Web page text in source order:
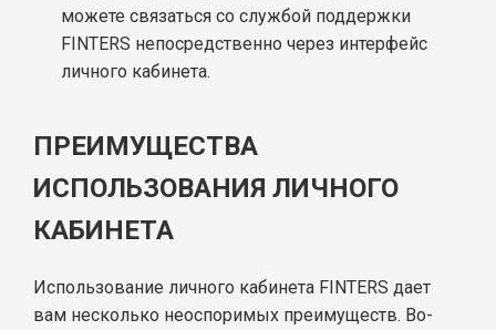
можете связаться со службой поддержки
FINTERS непосредственно через интерфейс
личного кабинета.
ПРЕИМУЩЕСТВА
ИСПОЛЬЗОВАНИЯ ЛИЧНОГО
КАБИНЕТА
Использование личного кабинета FINTERS дает
вам несколько неоспоримых преимуществ. Во-